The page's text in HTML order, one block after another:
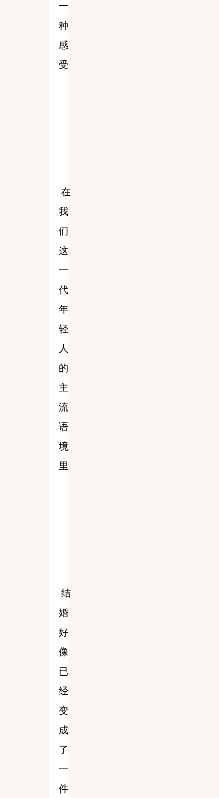
一
种
感
受
在
我
们
这
一
代
年
轻
人
的
主
流
语
境
里
结
婚
好
像
已
经
变
成
了
一
件